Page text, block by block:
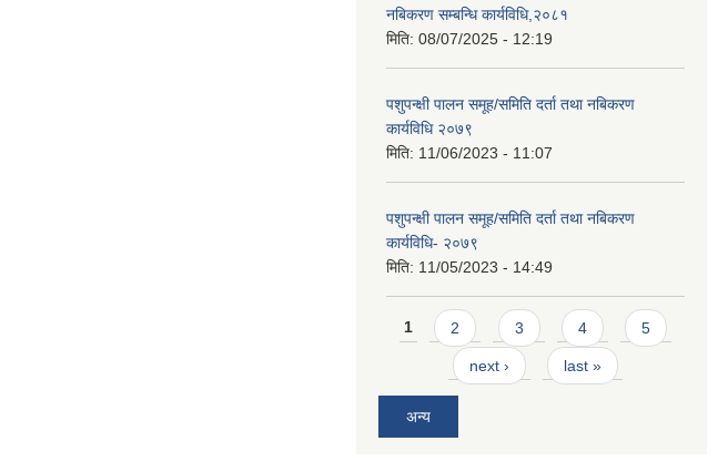
नबिकरण सम्बन्धि कार्यविधि,२०८१
मिति: 08/07/2025 - 12:19
पशुपन्क्षी पालन समूह/समिति दर्ता तथा नबिकरण
कार्यविधि २०७९
मिति: 11/06/2023 - 11:07
पशुपन्क्षी पालन समूह/समिति दर्ता तथा नबिकरण
कार्यविधि- २०७९
मिति: 11/05/2023 - 14:49
Pages
1 2 3 4 5
next › last »
अन्य